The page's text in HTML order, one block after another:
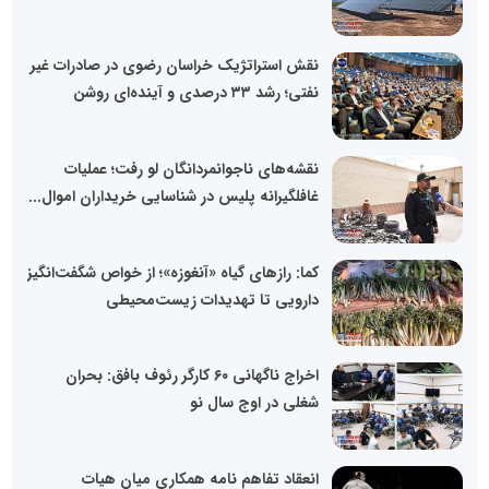
نقش استراتژیک خراسان رضوی در صادرات غیر
نفتی؛ رشد ۳۳ درصدی و آینده‌ای روشن
نقشه‌های ناجوانمردانگان لو رفت؛ عملیات
غافلگیرانه پلیس در شناسایی خریداران اموال...
کما: رازهای گیاه «آنغوزه»؛ از خواص شگفت‌انگیز
دارویی تا تهدیدات زیست‌محیطی
اخراج ناگهانی ۶۰ کارگر رئوف بافق: بحران
شغلی در اوج سال نو
انعقاد تفاهم نامه همکاری میان هیات